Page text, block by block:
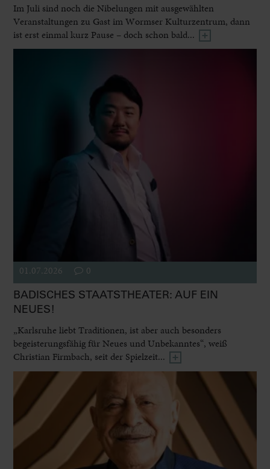
Im Juli sind noch die Nibelungen mit ausgewählten
Veranstaltungen zu Gast im Wormser Kulturzentrum, dann
ist erst einmal kurz Pause – doch schon bald...
01.07.2026 0
BADISCHES STAATSTHEATER: AUF EIN
NEUES!
„Karlsruhe liebt Traditionen, ist aber auch besonders
begeisterungsfähig für Neues und Unbekanntes“, weiß
Christian Firmbach, seit der Spielzeit...